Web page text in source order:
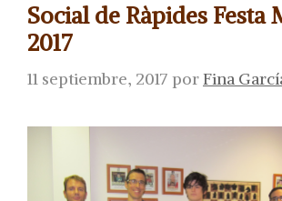
Social de Ràpides Festa
2017
11 septiembre, 2017 porFina